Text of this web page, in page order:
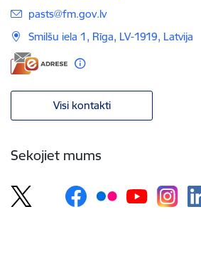
E-pasts:
pasts@fm.gov.lv
Smilšu iela 1, Rīga, LV-1919, Latvija
Visi kontakti
Sekojiet mums